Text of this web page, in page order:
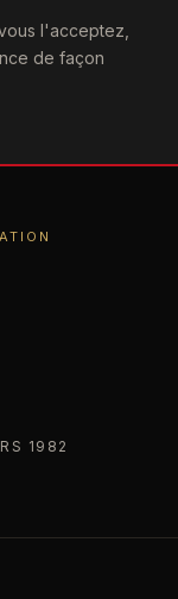
l'acceptez,
de façon
1982